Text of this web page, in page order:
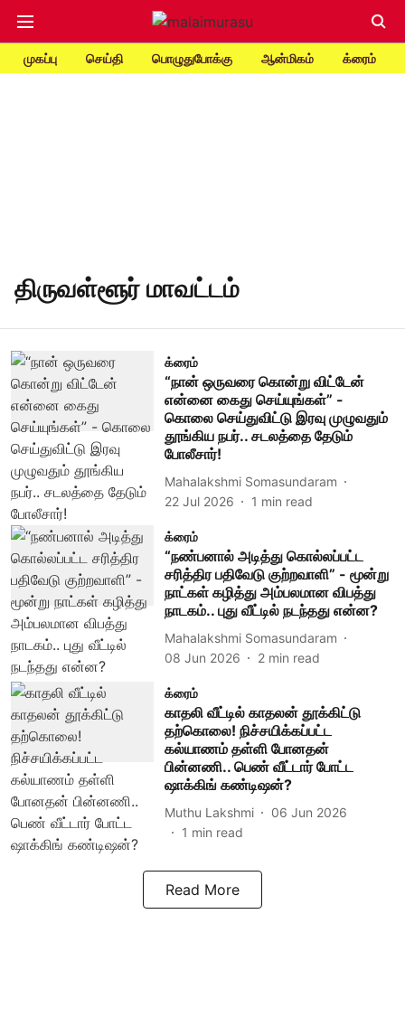
முகப்பு செய்தி பொழுதுபோக்கு ஆன்மிகம் க்ரைம்
திருவள்ளூர் மாவட்டம்
க்ரைம்
“நான் ஒருவரை கொன்று விட்டேன்
என்னை கைது செய்யுங்கள்” -
கொலை செய்துவிட்டு இரவு முழுவதும்
தூங்கிய நபர்.. சடலத்தை தேடும்
போலீசார்!
Mahalakshmi Somasundaram
22 Jul 2026
1 min read
க்ரைம்
“நண்பனால் அடித்து கொல்லப்பட்ட
சரித்திர பதிவேடு குற்றவாளி” - மூன்று
நாட்கள் கழித்து அம்பலமான விபத்து
நாடகம்.. புது வீட்டில் நடந்தது என்ன?
Mahalakshmi Somasundaram
08 Jun 2026
2 min read
க்ரைம்
காதலி வீட்டில் காதலன் தூக்கிட்டு
தற்கொலை! நிச்சயிக்கப்பட்ட
கல்யாணம் தள்ளி போனதன்
பின்னணி.. பெண் வீட்டார் போட்ட
ஷாக்கிங் கண்டிஷன்?
Muthu Lakshmi
06 Jun 2026
1 min read
Read More